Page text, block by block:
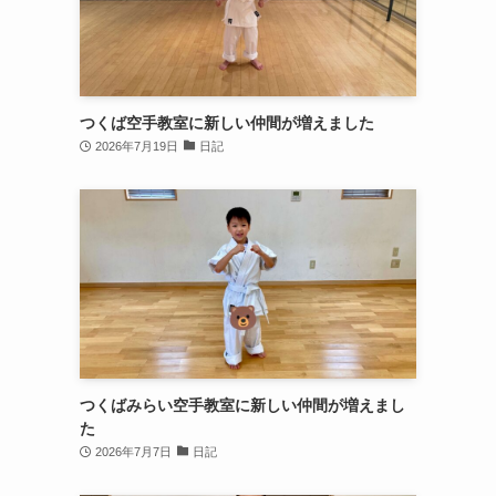
つくば空手教室に新しい仲間が増えました
2026年7月19日 日記
つくばみらい空手教室に新しい仲間が増えまし
た
2026年7月7日 日記